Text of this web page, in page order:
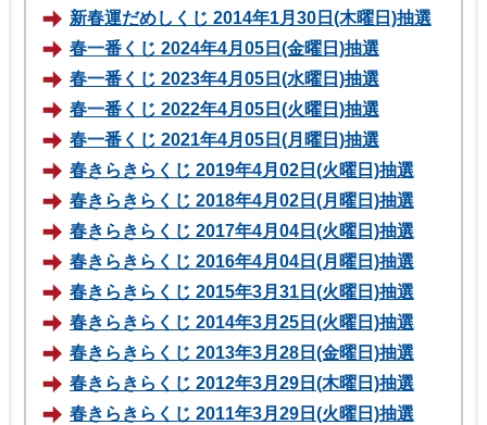
新春運だめしくじ 2014年1月30日(木曜日)抽選
春一番くじ 2024年4月05日(金曜日)抽選
春一番くじ 2023年4月05日(水曜日)抽選
春一番くじ 2022年4月05日(火曜日)抽選
春一番くじ 2021年4月05日(月曜日)抽選
春きらきらくじ 2019年4月02日(火曜日)抽選
春きらきらくじ 2018年4月02日(月曜日)抽選
春きらきらくじ 2017年4月04日(火曜日)抽選
春きらきらくじ 2016年4月04日(月曜日)抽選
春きらきらくじ 2015年3月31日(火曜日)抽選
春きらきらくじ 2014年3月25日(火曜日)抽選
春きらきらくじ 2013年3月28日(金曜日)抽選
春きらきらくじ 2012年3月29日(木曜日)抽選
春きらきらくじ 2011年3月29日(火曜日)抽選